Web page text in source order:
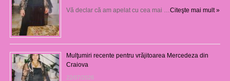
Vă declar că am apelat cu cea mai … Citeşte mai mult »
Mulţumiri recente pentru vrăjitoarea Mercedeza din
Craiova
22/07/2026